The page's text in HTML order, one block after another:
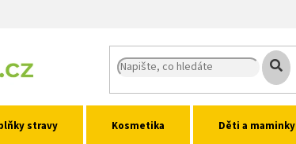
stravy Kosmetika Děti a maminky